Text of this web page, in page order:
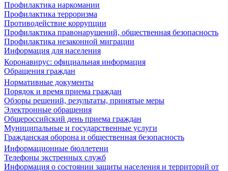
Профилактика наркомании
Профилактика терроризма
Противодействие коррупции
Профилактика правонарушений, общественная безопасность
Профилактика незаконной миграции
Информация для населения
Коронавирус: официальная информация
Обращения граждан
Нормативные документы
Порядок и время приема граждан
Обзоры решений, результаты, принятые меры
Электронные обращения
Общероссийский день приема граждан
Муниципальные и государственные услуги
Гражданская оборона и общественная безопасность
Информационные бюллетени
Телефоны экстренных служб
Информация о состоянии защиты населения и территорий от